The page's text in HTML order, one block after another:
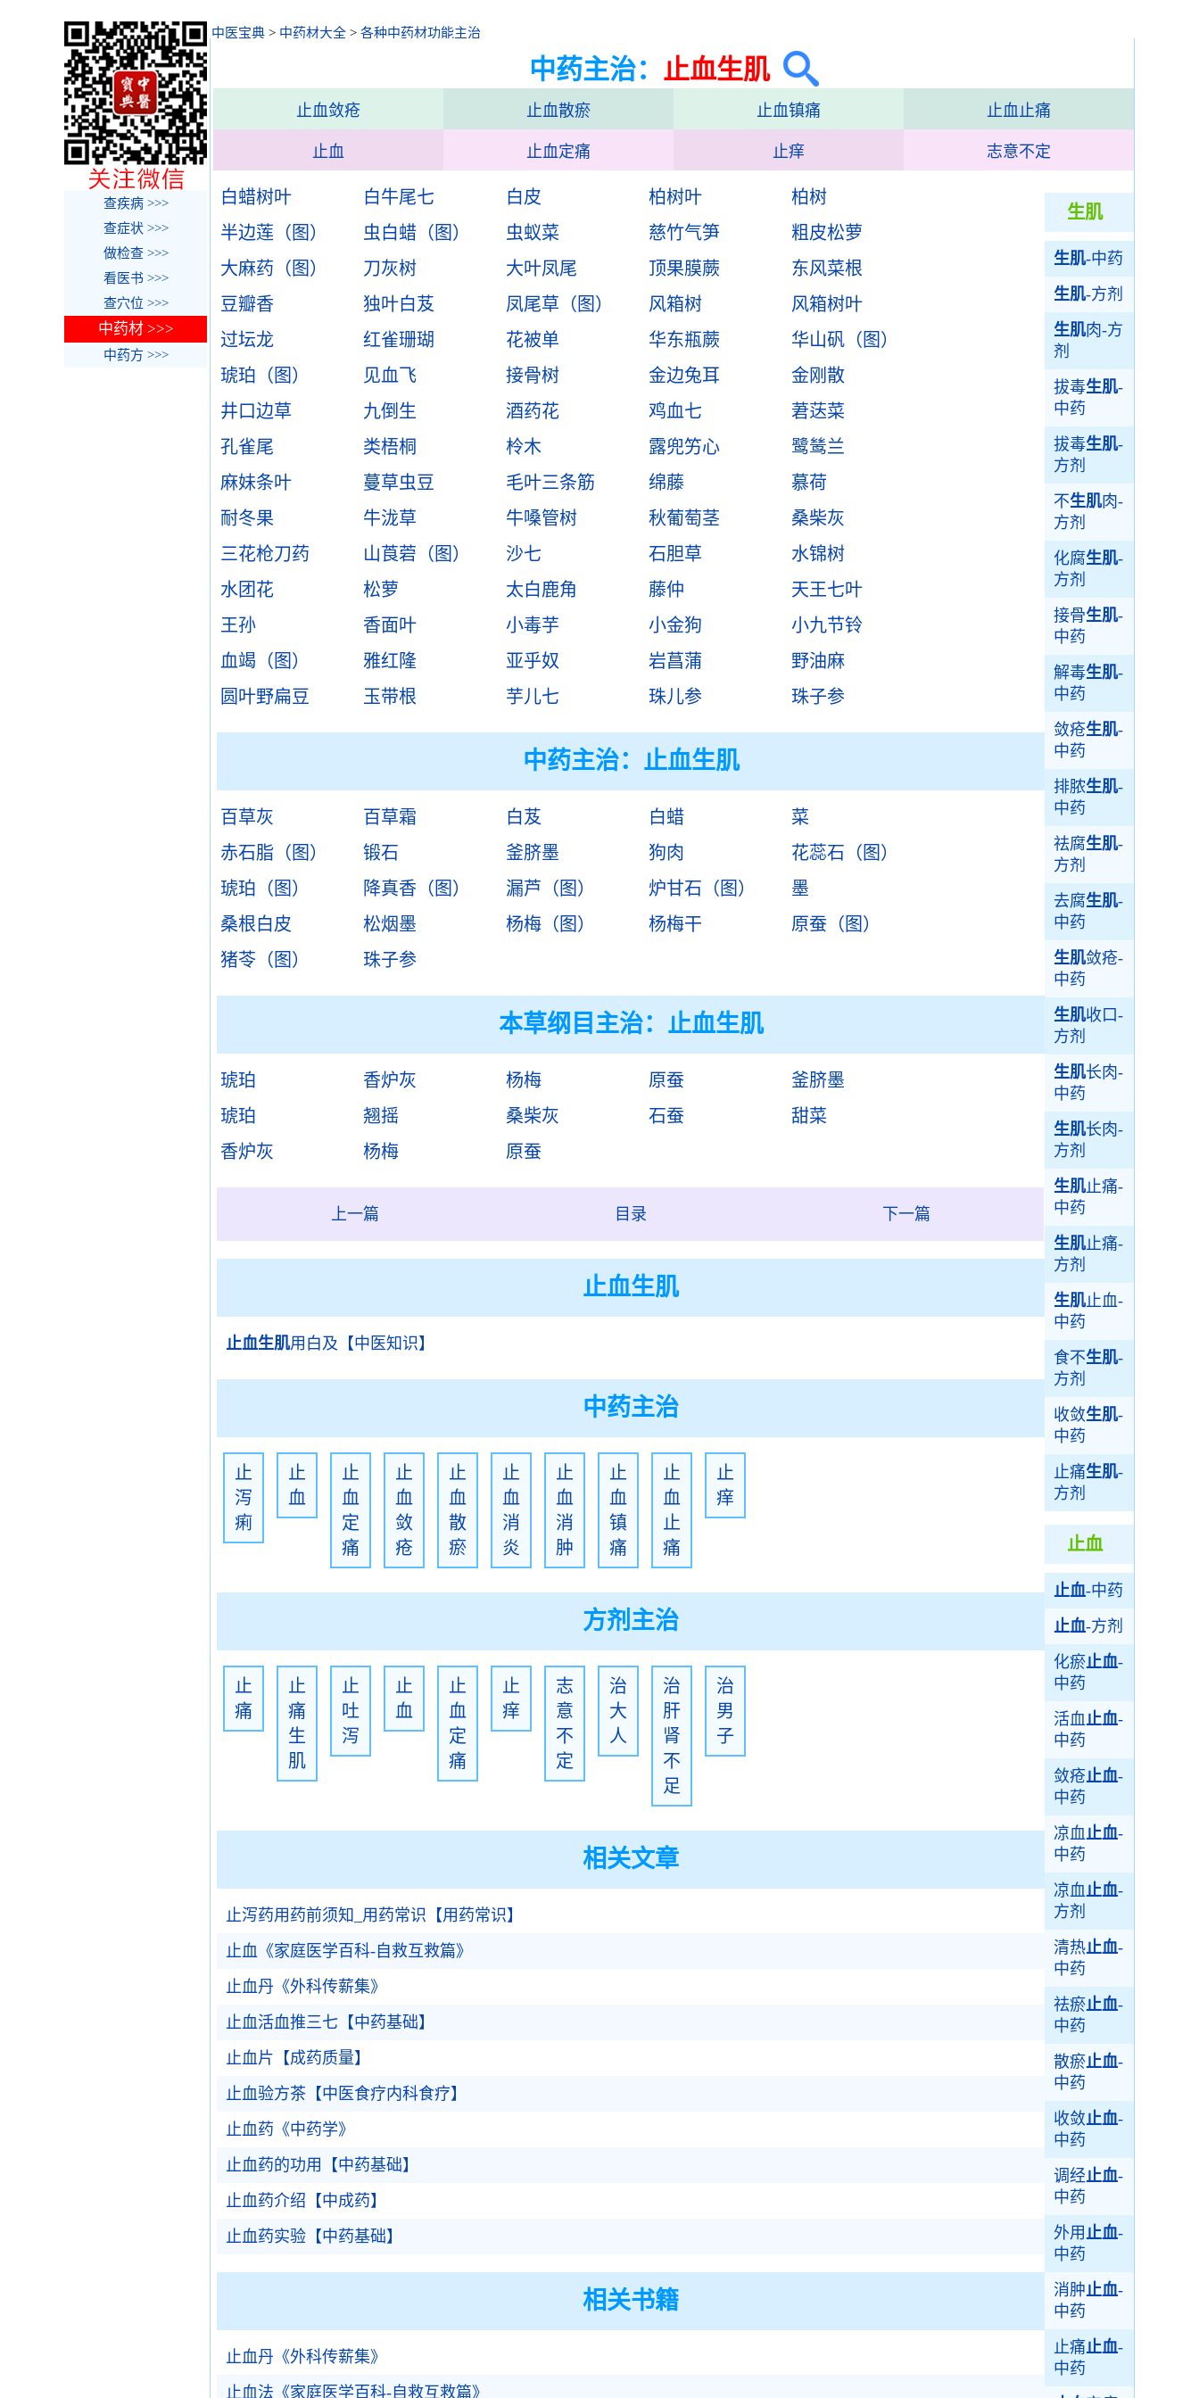
中医宝典 > 中药材大全 > 各种中药材功能主治
中药主治： 止血生肌
止血敛疮 止血散瘀 止血镇痛 止血止痛
止血 止血定痛 止痒 志意不定
生肌
生肌-中药
生肌-方剂
生肌肉-方
剂
拔毒生肌-
中药
拔毒生肌-
方剂
不生肌肉-
方剂
化腐生肌-
方剂
接骨生肌-
中药
解毒生肌-
中药
敛疮生肌-
中药
排脓生肌-
中药
祛腐生肌-
方剂
去腐生肌-
中药
生肌敛疮-
中药
生肌收口-
方剂
生肌长肉-
中药
生肌长肉-
方剂
生肌止痛-
中药
生肌止痛-
方剂
生肌止血-
中药
食不生肌-
方剂
收敛生肌-
中药
止痛生肌-
方剂
止血
止血-中药
止血-方剂
化瘀止血-
中药
活血止血-
中药
敛疮止血-
中药
凉血止血-
中药
凉血止血-
方剂
清热止血-
中药
祛瘀止血-
中药
散瘀止血-
中药
收敛止血-
中药
调经止血-
中药
外用止血-
中药
消肿止血-
中药
止痛止血-
中药
白蜡树叶 白牛尾七 白皮 柏树叶
柏树
半边莲（图）
虫白蜡（图） 虫蚁菜 慈竹气笋
粗皮松萝
大麻药（图）
刀灰树 大叶凤尾 顶果膜蕨
东风菜根
豆瓣香
独叶白芨 凤尾草（图） 风箱树
风箱树叶
过坛龙
红雀珊瑚 花被单 华东瓶蕨
华山矾（图）
琥珀（图）
见血飞 接骨树 金边兔耳
金刚散
井口边草
九倒生 酒药花 鸡血七
莙荙菜
孔雀尾
类梧桐 柃木 露兜竻心
鹭鸶兰
麻妹条叶
蔓草虫豆 毛叶三条筋 绵藤
慕荷
耐冬果
牛泷草 牛嗓管树 秋葡萄茎
桑柴灰
三花枪刀药
山莨菪（图） 沙七 石胆草
水锦树
水团花
松萝 太白鹿角 藤仲
天王七叶
王孙
香面叶 小毒芋 小金狗
小九节铃
血竭（图）
雅红隆 亚乎奴 岩菖蒲
野油麻
圆叶野扁豆
玉带根 芋儿七 珠儿参 珠子参
中药主治： 止血生肌
百草灰 百草霜 白芨 白蜡
菜
赤石脂（图）
锻石 釜脐墨 狗肉
花蕊石（图）
琥珀（图）
降真香（图） 漏芦（图） 炉甘石（图）
墨
桑根白皮
松烟墨 杨梅（图） 杨梅干
原蚕（图）
猪苓（图）
珠子参
本草纲目主治：止血生肌
琥珀 香炉灰 杨梅 原蚕
釜脐墨
琥珀
翘摇 桑柴灰 石蚕
甜菜
香炉灰
杨梅 原蚕
上一篇 目录 下一篇
止血生肌
止血生肌用白及【中医知识】
中药主治
止
泻
痢
止
血
止
血
定
痛
止
血
敛
疮
止
血
散
瘀
止
血
消
炎
止
血
消
肿
止
血
镇
痛
止
血
止
痛
止
痒
方剂主治
止
痛
止
痛
生
肌
止
吐
泻
止
血
止
血
定
痛
止
痒
志
意
不
定
治
大
人
治
肝
肾
不
足
治
男
子
相关文章
止泻药用药前须知_用药常识【用药常识】
止血《家庭医学百科-自救互救篇》
止血丹《外科传薪集》
止血活血推三七【中药基础】
止血片【成药质量】
止血验方茶【中医食疗内科食疗】
止血药《中药学》
止血药的功用【中药基础】
止血药介绍【中成药】
止血药实验【中药基础】
相关书籍
止血丹《外科传薪集》
止血法《家庭医学百科-自救互救篇》
查疾病 >>>
查症状 >>>
做检查 >>>
看医书 >>>
查穴位 >>>
中药材 >>>
中药方 >>>